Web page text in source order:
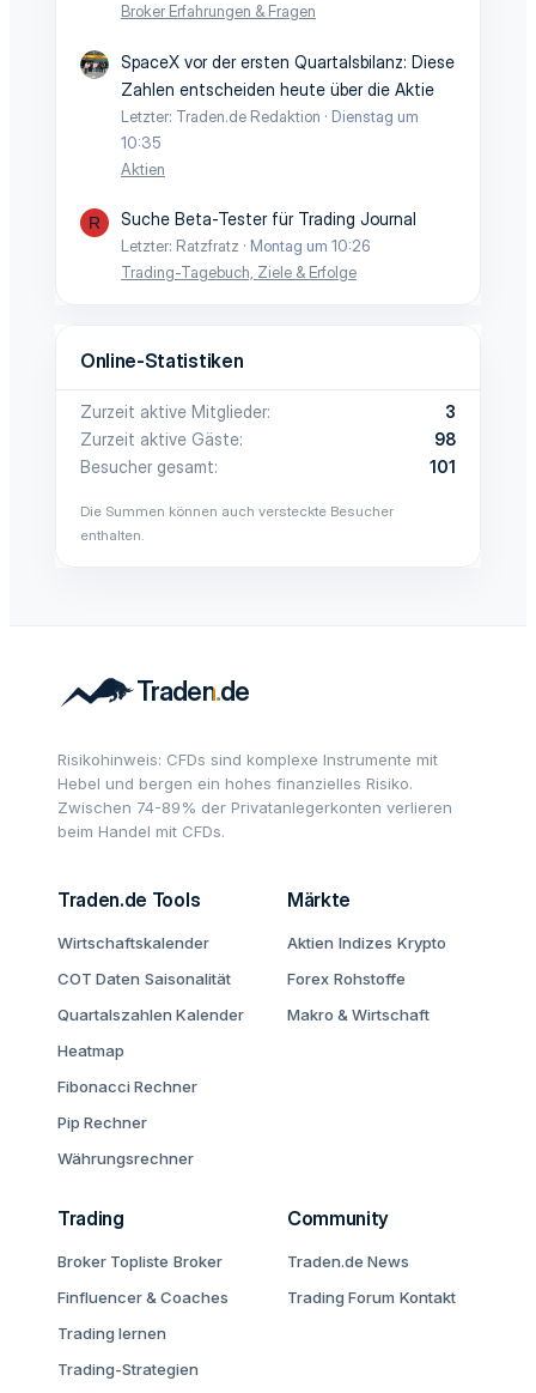
Broker Erfahrungen & Fragen
SpaceX vor der ersten Quartalsbilanz: Diese
Zahlen entscheiden heute über die Aktie
Letzter: Traden.de Redaktion
Dienstag um
10:35
Aktien
R Suche Beta-Tester für Trading Journal
Letzter: Ratzfratz
Montag um 10:26
Trading-Tagebuch, Ziele & Erfolge
Online-Statistiken
Zurzeit aktive Mitglieder
3
Zurzeit aktive Gäste
98
Besucher gesamt
101
Die Summen können auch versteckte Besucher
enthalten.
Risikohinweis: CFDs sind komplexe Instrumente mit
Hebel und bergen ein hohes finanzielles Risiko.
Zwischen 74-89% der Privatanlegerkonten verlieren
beim Handel mit CFDs.
Traden.de Tools
Wirtschaftskalender
COT Daten Saisonalität
Quartalszahlen Kalender
Heatmap
Fibonacci Rechner
Pip Rechner
Währungsrechner
Märkte
Aktien Indizes Krypto
Forex Rohstoffe
Makro & Wirtschaft
Trading
Broker Topliste Broker
Finfluencer & Coaches
Trading lernen
Trading-Strategien
Community
Traden.de News
Trading Forum Kontakt